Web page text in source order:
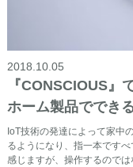
2018.10.05
『CONSCIOUS』
ホーム製品ででき
IoT技術の発達によって家中
るようになり、指一本です
感じますが、操作するのでは